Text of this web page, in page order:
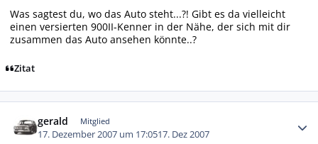
Was sagtest du, wo das Auto steht...?! Gibt es da vielleicht
einen versierten 900II-Kenner in der Nähe, der sich mit dir
zusammen das Auto ansehen könnte..?
Zitat
gerald Mitglied
17. Dezember 2007 um 17:0517. Dez 2007